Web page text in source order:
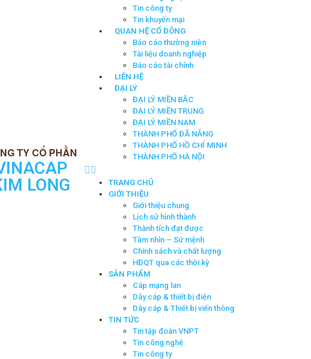
LONG
Tin công ty
Tin khuyến mại
QUAN HỆ CỔ ĐÔNG
Báo cáo thường niên
Tài liệu doanh nghiệp
Báo cáo tài chính
LIÊN HỆ
ĐẠI LÝ
ĐẠI LÝ MIỀN BẮC
ĐẠI LÝ MIỀN TRUNG
ĐẠI LÝ MIỀN NAM
THÀNH PHỐ ĐÃ NẴNG
THÀNH PHỐ HỒ CHÍ MINH
THÀNH PHỐ HÀ NỘI
TRANG CHỦ
GIỚI THIỆU
Giới thiệu chung
Lịch sử hình thành
Thành tích đạt được
Tầm nhìn – Sứ mệnh
Chính sách và chất lượng
HĐQT qua các thời kỳ
SẢN PHẨM
Cáp mạng lan
Dây cáp & thiết bị điện
Dây cáp & Thiết bị viến thông
TIN TỨC
Tin tập đoàn VNPT
Tin công nghệ
Tin công ty